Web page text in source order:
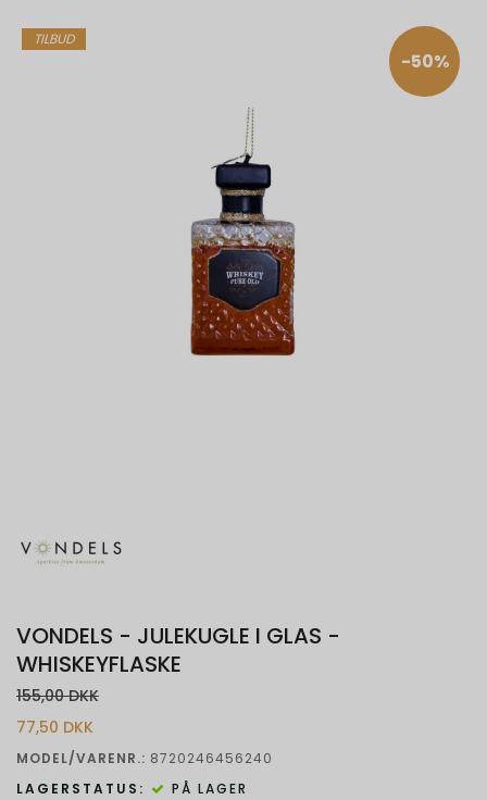
i
o
TILBUD
-50%
VONDELS - JULEKUGLE I GLAS -
WHISKEYFLASKE
155,00 DKK
77,50 DKK
MODEL/VARENR.: 8720246456240
LAGERSTATUS:
PÅ LAGER